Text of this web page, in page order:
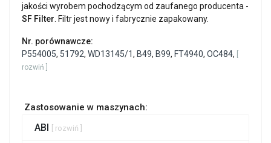
jakości wyrobem pochodzącym od zaufanego producenta -
SF Filter . Filtr jest nowy i fabrycznie zapakowany.
Nr. porównawcze:
P554005, 51792, WD13145/1, B49, B99, FT4940, OC484,
rozwiń ]
Zastosowanie w maszynach:
ABI [ rozwiń ]